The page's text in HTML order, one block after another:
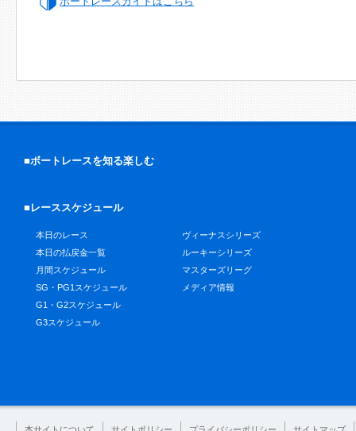
■ボートレースを知る楽しむ
■レーススケジュール
本日のレース
本日の払戻金一覧
月間スケジュール
SG・PG1スケジュール
G1・G2スケジュール
G3スケジュール
ヴィーナスシリーズ
ルーキーシリーズ
マスターズリーグ
メディア情報